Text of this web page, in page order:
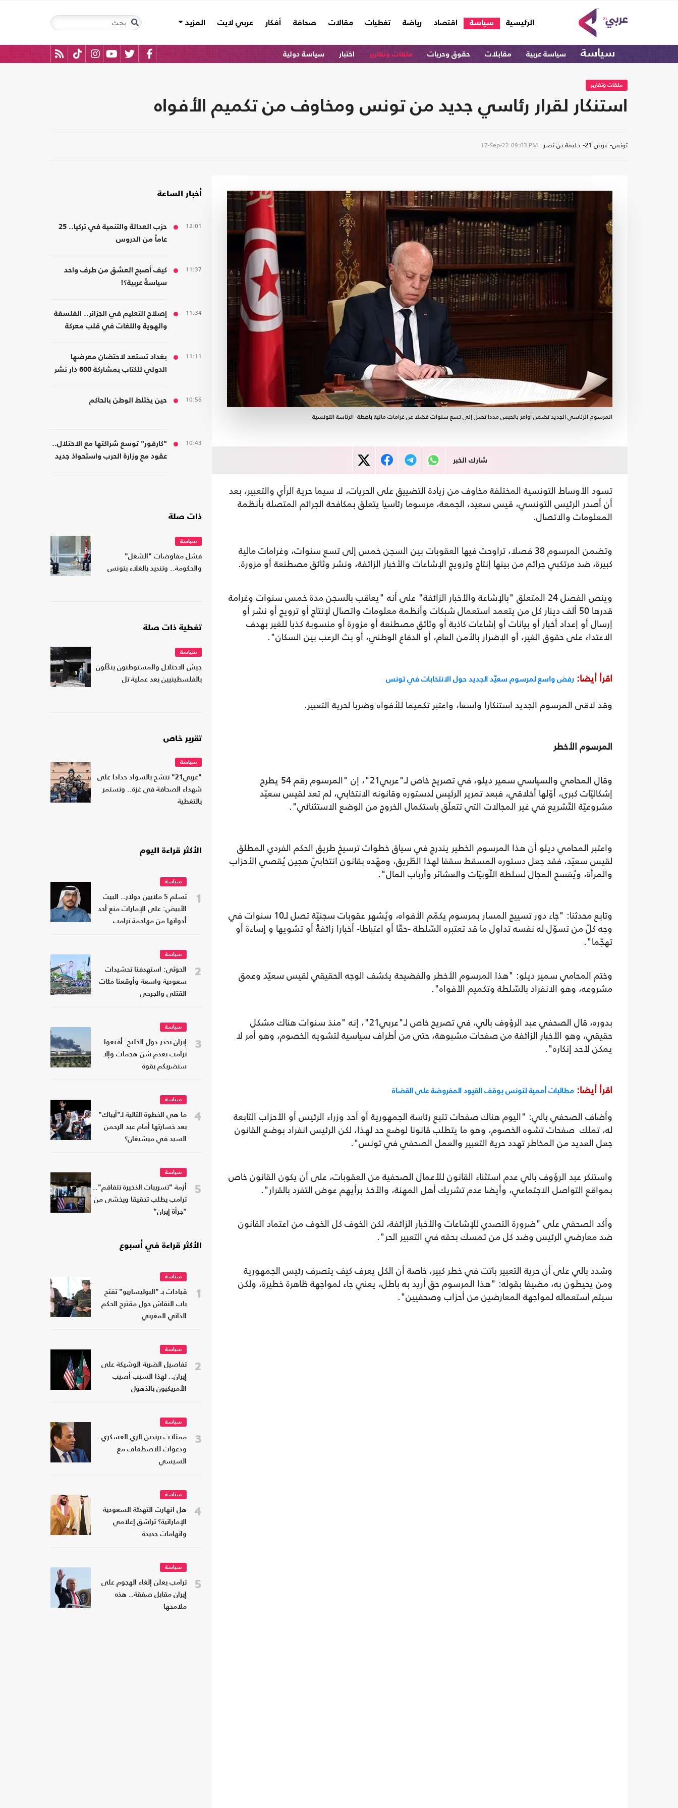
الرئيسية
(current) سياسة اقتصاد رياضة تغطيات مقالات صحافة أفكار عربي لايت المزيد
سياسة سياسة عربية مقابلات حقوق وحريات ملفات وتقارير اختبار سياسة دولية
ملفات وتقارير
استنكار لقرار رئاسي جديد من تونس ومخاوف من تكميم الأفواه
تونس- عربي 21- حليمة بن نصر 17-Sep-22 09:03 PM
المرسوم الرئاسي الجديد تضمن أوامر بالحبس مددا تصل إلى تسع سنوات فضلا عن غرامات مالية باهظة- الرئاسة التونسية
شارك الخبر
تسود الأوساط التونسية المختلفة مخاوف من زيادة التضييق على الحريات، لا سيما حرية الرأي والتعبير، بعد
أن أصدر الرئيس التونسي، قيس سعيد، الجمعة، مرسوما رئاسيا يتعلق بمكافحة الجرائم المتصلة بأنظمة
المعلومات والاتصال.
وتضمن المرسوم 38 فصلا، تراوحت فيها العقوبات بين السجن خمس إلى تسع سنوات، وغرامات مالية
كبيرة، ضد مرتكبي جرائم من بينها إنتاج وترويج الإشاعات والأخبار الزائفة، ونشر وثائق مصطنعة أو مزورة.
وينص الفصل 24 المتعلق "بالإشاعة والأخبار الزائفة" على أنه "يعاقب بالسجن مدة خمس سنوات وغرامة
قدرها 50 ألف دينار كل من يتعمد استعمال شبكات وأنظمة معلومات واتصال لإنتاج أو ترويج أو نشر أو
إرسال أو إعداد أخبار أو بيانات أو إشاعات كاذبة أو وثائق مصطنعة أو مزورة أو منسوبة كذبا للغير بهدف
الاعتداء على حقوق الغير، أو الإضرار بالأمن العام، أو الدفاع الوطني، أو بث الرعب بين السكان".
اقرأ أيضا: رفض واسع لمرسوم سعيّد الجديد حول الانتخابات في تونس
وقد لاقى المرسوم الجديد استنكارا واسعا، واعتبر تكميما للأفواه وضربا لحرية التعبير.
المرسوم الأخطر
وقال المحامي والسياسي سمير ديلو، في تصريح خاص لـ"عربي21"، إن "المرسوم رقم 54 يطرح
إشكاليّات كبرى، أوّلها أخلاقي، فبعد تمرير الرئيس لدستوره وقانونه الانتخابي، لم تعد لقيس سعيّد
مشروعيّة التّشريع في غير المجالات التي تتعلّق باستكمال الخروج من الوضع الاستثنائي".
واعتبر المحامي ديلو أن هذا المرسوم الخطير يندرج في سياق خطوات ترسيخ طريق الحكم الفردي المطلق
لقيس سعيّد، فقد جعل دستوره المسقط سقفا لهذا الطّريق، ومهّده بقانون انتخابيّ هجين يُقصي الأحزاب
والمرأة، ويُفسح المجال لسلطة اللّوبيّات والعشائر وأرباب المال".
وتابع محدثنا: "جاء دور تسييج المسار بمرسوم يكمّم الأفواه، ويُشهر عقوبات سجنيّة تصل لـ10 سنوات في
وجه كلّ من تسوّل له نفسه تداول ما قد تعتبره السّلطة -حقّا أو اعتباطا- أخبارا زائفةً أو تشويها و إساءة أو
تهجّما".
وختم المحامي سمير ديلو: "هذا المرسوم الأخطر والفضيحة يكشف الوجه الحقيقي لقيس سعيّد وعمق
مشروعه، وهو الانفراد بالسّلطة وتكميم الأفواه".
بدوره، قال الصحفي عبد الرؤوف بالي، في تصريح خاص لـ"عربي21"، إنه "منذ سنوات هناك مشكل
حقيقي، وهو الأخبار الزائفة من صفحات مشبوهة، حتى من أطراف سياسية لتشويه الخصوم، وهو أمر لا
يمكن لأحد إنكاره".
اقرأ أيضا: مطالبات أممية لتونس بوقف القيود المفروضة على القضاة
وأضاف الصحفي بالي: "اليوم هناك صفحات تتبع رئاسة الجمهورية أو أحد وزراء الرئيس أو الأحزاب التابعة
له، تملك صفحات تشوه الخصوم، وهو ما يتطلب قانونا لوضع حد لهذا، لكن الرئيس انفراد بوضع القانون
جعل العديد من المخاطر تهدد حرية التعبير والعمل الصحفي في تونس".
واستنكر عبد الرؤوف بالي عدم استثناء القانون للأعمال الصحفية من العقوبات، على أن يكون القانون خاص
بمواقع التواصل الاجتماعي، وأيضا عدم تشريك أهل المهنة، والأخذ برأيهم عوض التفرد بالقرار".
وأكد الصحفي على "ضرورة التصدي للإشاعات والأخبار الزائفة، لكن الخوف كل الخوف من اعتماد القانون
ضد معارضي الرئيس وضد كل من تمسك بحقه في التعبير الحر".
وشدد بالي على أن حرية التعبير باتت في خطر كبير، خاصة أن الكل يعرف كيف يتصرف رئيس الجمهورية
ومن يحيطون به، مضيفا بقوله: "هذا المرسوم حق أريد به باطل، يعني جاء لمواجهة ظاهرة خطيرة، ولكن
سيتم استعماله لمواجهة المعارضين من أحزاب وصحفيين".
أخبار الساعة
12:01
حزب العدالة والتنمية في تركيا.. 25
عاماً من الدروس
11:37
كيف أصبح العشق من طرف واحد
سياسةً عربية؟!
11:34
إصلاح التعليم في الجزائر.. الفلسفة
والهوية واللغات في قلب معركة
11:11
بغداد تستعد لاحتضان معرضها
الدولي للكتاب بمشاركة 600 دار نشر
10:56 حين يختلط الوطن بالحاكم
10:43
"كارفور" توسع شراكتها مع الاحتلال..
عقود مع وزارة الحرب واستحواذ جديد
ذات صلة
سياسة
فشل مفاوضات "الشغل"
والحكومة.. وتنديد بالغلاء بتونس
تغطية ذات صلة
سياسة
جيش الاحتلال والمستوطنون ينكّلون
بالفلسطينيين بعد عملية تل
تقرير خاص
سياسة
"عربي21" تتشح بالسواد حدادا على
شهداء الصحافة في غزة.. وتستمر
بالتغطية
الأكثر قراءة اليوم
1
سياسة
تسلم 5 ملايين دولار.. البيت
الأبيض: على الإمارات منع أحد
أدواتها من مهاجمة ترامب
2
سياسة
الحوثي: استهدفنا تحشيدات
سعودية واسعة وأوقعنا مئات
القتلى والجرحى
3
سياسة
إيران تحذر دول الخليج: أقنعوا
ترامب بعدم شن هجمات وإلا
سنضربكم بقوة
4
سياسة
ما هي الخطوة التالية لـ"أيباك"
بعد خسارتها أمام عبد الرحمن
السيد في ميشيغان؟
5
سياسة
أزمة "تسريبات الذخيرة تتفاقم"..
ترامب يطلب تحقيقا ويخشى من
"جرأة إيران"
الأكثر قراءة في أسبوع
1
سياسة
قيادات بـ "البوليساريو" تفتح
باب النقاش حول مقترح الحكم
الذاتي المغربي
2
سياسة
تفاصيل الضربة الوشيكة على
إيران.. لهذا السبب أصيب
الأمريكيون بالذهول
3
سياسة
ممثلات يرتدين الزي العسكري..
ودعوات للاصطفاف مع
السيسي
4
سياسة
هل انهارت التهدئة السعودية
الإماراتية؟ تراشق إعلامي
واتهامات جديدة
5
سياسة
ترامب يعلن إلغاء الهجوم على
إيران مقابل صفقة.. هذه
ملامحها